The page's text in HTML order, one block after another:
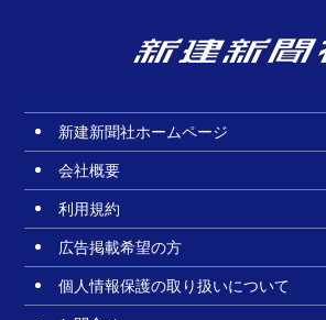
新建新聞社ホームページ
会社概要
利用規約
広告掲載希望の方
個人情報保護の取り扱いについて